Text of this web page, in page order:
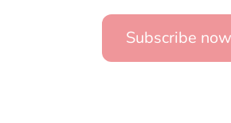
Subscribe now